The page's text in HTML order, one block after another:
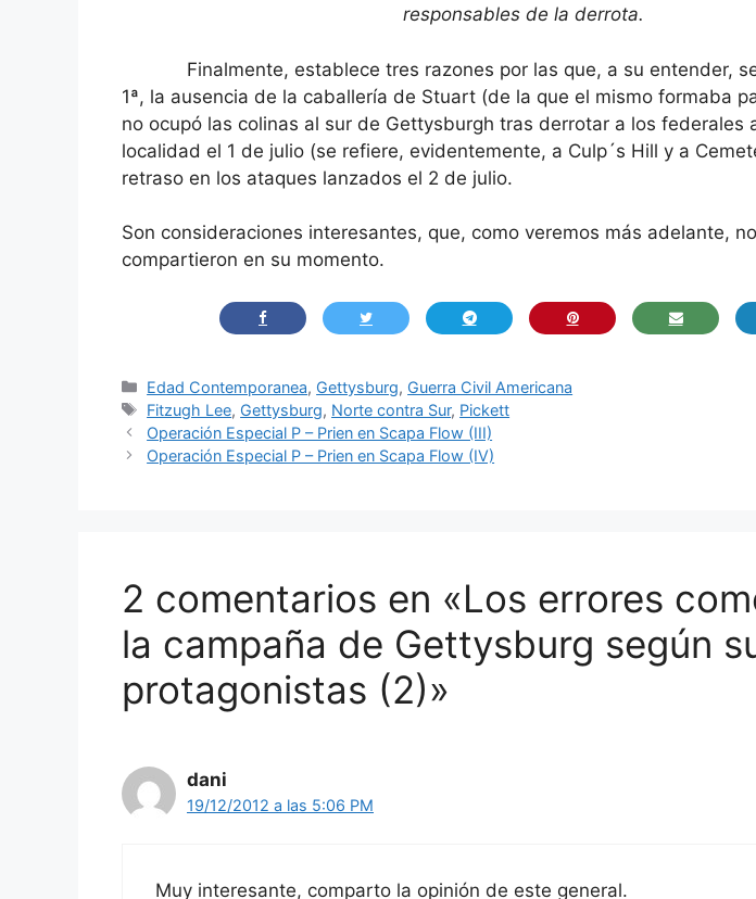
responsables de la derrota.
Finalmente, establece tres razones por las que, a su entender,
1ª, la ausencia de la caballería de Stuart (de la que el mismo formaba
no ocupó las colinas al sur de Gettysburgh tras derrotar a los federales
localidad el 1 de julio (se refiere, evidentemente, a Culp´s Hill y a
retraso en los ataques lanzados el 2 de julio.
Son consideraciones interesantes, que, como veremos más adelante,
compartieron en su momento.
Categorías
Edad Contemporanea, Gettysburg, Guerra Civil Americana
Etiquetas
Fitzugh Lee, Gettysburg, Norte contra Sur, Pickett
Operación Especial P – Prien en Scapa Flow (III)
Operación Especial P – Prien en Scapa Flow (IV)
2 comentarios en «Los errores
la campaña de Gettysburg según
protagonistas (2)»
dani
19/12/2012 a las 5:06 PM
Muy interesante, comparto la opinión de este general.